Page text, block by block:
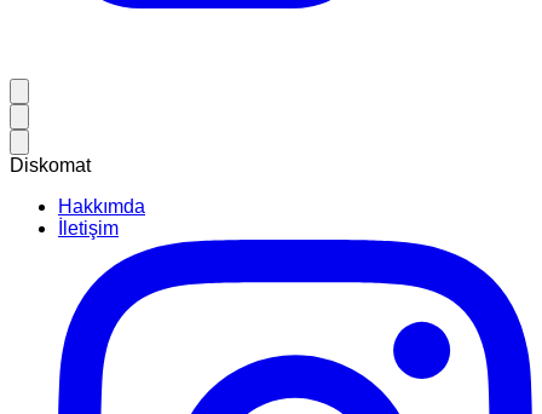
Diskomat
Hakkımda
İletişim